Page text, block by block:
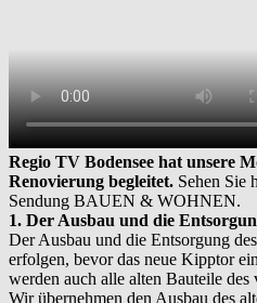
Regio TV Bodensee hat unsere
Renovierung begleitet. Sehen Sie
Sendung BAUEN & WOHNEN.
1. Der Ausbau und die
Der Ausbau und die Entsorgung
erfolgen, bevor das neue Kipptor
werden auch alle alten Bauteile des
Wir übernehmen den Ausbau des